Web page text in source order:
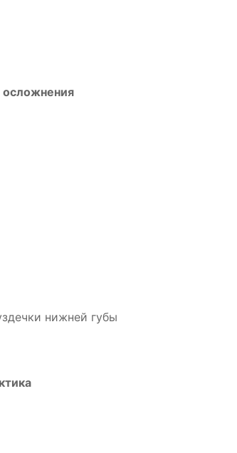
осложнения
нижней губы